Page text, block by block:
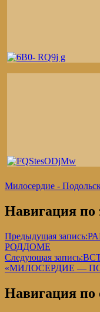
Милосердие -
Навигация по
Предыдущая запись:
РОДДОМЕ
Следующая запись:
«МИЛОСЕРДИЕ —
Навигация по